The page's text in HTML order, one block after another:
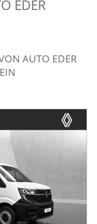
EDER
AUTO EDER